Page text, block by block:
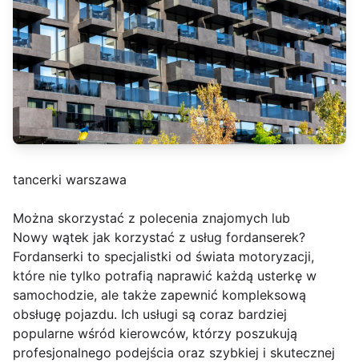
tancerki warszawa
Można skorzystać z polecenia znajomych lub
Nowy wątek jak korzystać z usług fordanserek?
Fordanserki to specjalistki od świata motoryzacji,
które nie tylko potrafią naprawić każdą usterkę w
samochodzie, ale także zapewnić kompleksową
obsługę pojazdu. Ich usługi są coraz bardziej
popularne wśród kierowców, którzy poszukują
profesjonalnego podejścia oraz szybkiej i skutecznej